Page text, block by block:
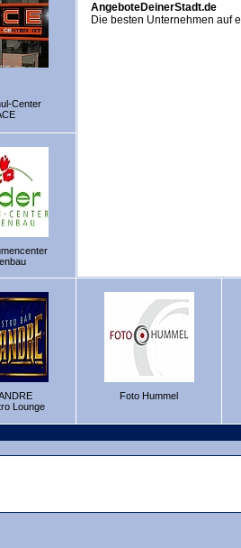
Center
AngeboteDeinerStadt.de
Die besten Unternehmen auf
Lounge
Foto Hummel